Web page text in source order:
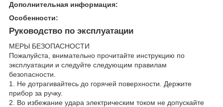
Дополнительная информация:
Особенности:
Руководство по эксплуатации
МЕРЫ БЕЗОПАСНОСТИ
Пожалуйста, внимательно прочитайте инструкцию по
эксплуатации и следуйте следующим правилам
безопасности.
1. Не дотрагивайтесь до горячей поверхности. Держите
прибор за ручку.
2. Во избежание удара электрическим током не допускайте